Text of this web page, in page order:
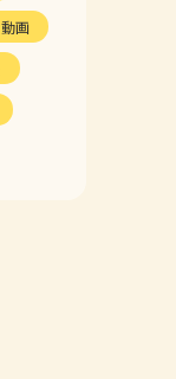
動画